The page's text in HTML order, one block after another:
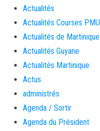
Actualités
Actualités Courses PMU
Actualités de Martinique
Actualités Guyane
Actualités Martinique
Actus
administrés
Agenda / Sortir
Agenda du Président